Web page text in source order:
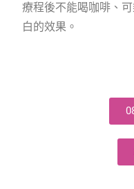
療程後不能喝咖啡、
白的效果。